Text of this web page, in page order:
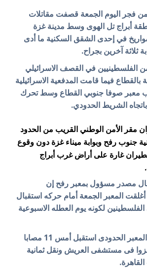
فجر اليوم الجمعة قصفت مقاتلات
أبراج تل الهوى وسط مدينة غزة
في إحدى الشقق السكنية ما أدى
آخرين بجراح.
الفلسطينيين في القصف الاسرائيلي
فيما قامت المدفعية الاسرائيلية
معبر صوفا جنوبي القطاع وسط تحرك
باتجاه الشريط الحدودي.
مقر الأمن الوطني القريب من الحدود
جنوب رفح وبوابة ميناء غزة دون وقوع
غارة على أراض غرب أبراج
مصدر مسؤول بمعبر رفح إن
المعبر الجمعة أمام حركه استقبال
لكونه يوم العطله الاسبوعية
وأوضح المصدر أن المعبر الحدودى استقبل أمس 11 مصابا
فى مستشفى العريش ونقل ثمانية